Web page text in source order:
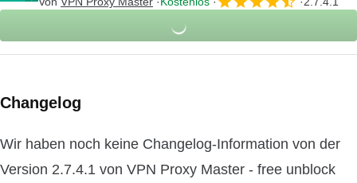
Changelog
Wir haben noch keine Changelog-Information von der
Version 2.7.4.1 von VPN Proxy Master - free unblock